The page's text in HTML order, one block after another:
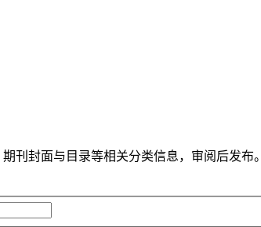
刊封面与目录等相关分类信息，审阅后发布。